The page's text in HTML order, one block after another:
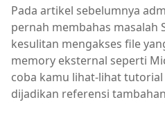
Pada artikel sebelumnya
pernah membahas masalah
kesulitan mengakses file
memory eksternal seperti
coba kamu lihat-lihat
dijadikan referensi